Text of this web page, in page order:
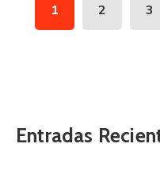
1 2 3
Entradas